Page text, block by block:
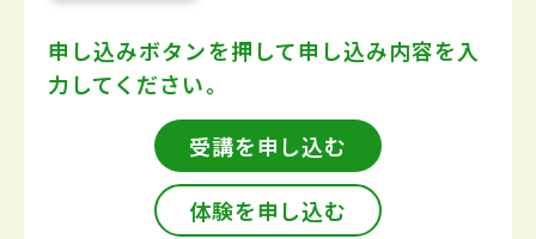
申し込みボタンを押して申し込み内容を入
力してください。
受講を申し込む
体験を申し込む